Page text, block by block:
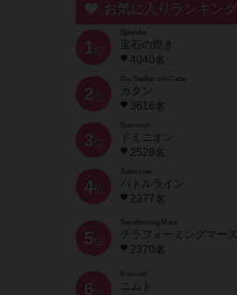
お気に入りランキング
1 位
宝石の煌き
4040名
2 位
Die Siedler von Catan
カタン
3616名
3 位
ドミニオン
2528名
4位
Battle Line
バトルライン
2377名
5 位
Terraforming Mars
テラフォーミングマーズ
2370名
6 位
ニムト